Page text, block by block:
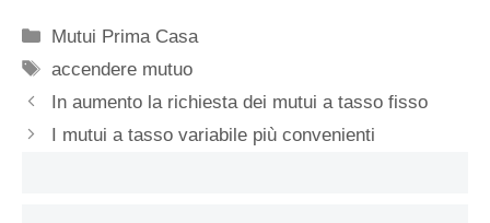
Categorie
Mutui Prima Casa
Tag
accendere mutuo
In aumento la richiesta dei mutui a tasso fisso
I mutui a tasso variabile più convenienti